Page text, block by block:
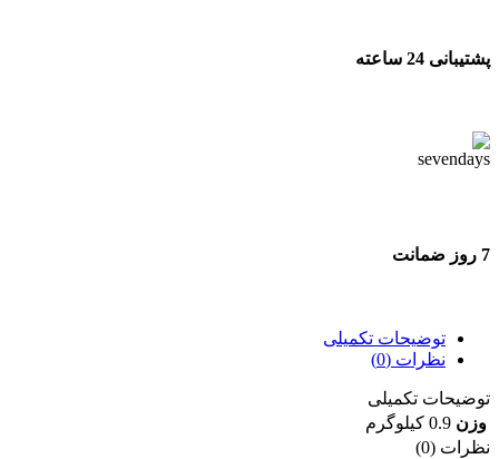
پشتیبانی 24 ساعته
7 روز ضمانت
توضیحات تکمیلی
نظرات (0)
توضیحات تکمیلی
وزن 0.9 کیلوگرم
نظرات (0)